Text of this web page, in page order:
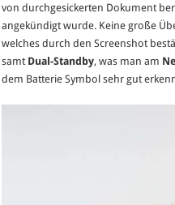
von durchgesickerten Dokument
angekündigt wurde. Keine große
welches durch den Screenshot
samt Dual-Standby, was man am
dem Batterie Symbol sehr gut